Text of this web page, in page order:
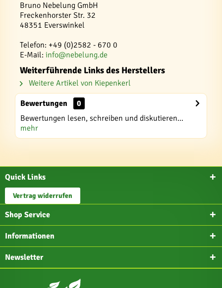
Bruno Nebelung GmbH
Freckenhorster Str. 32
48351 Everswinkel
Telefon: +49 (0)2582 - 670 0
E-Mail: info@nebelung.de
Weiterführende Links des Herstellers
Weitere Artikel von Kiepenkerl
Bewertungen
0
Bewertungen lesen, schreiben und diskutieren...
mehr
Quick Links
Vertrag widerrufen
Shop Service
Informationen
Newsletter